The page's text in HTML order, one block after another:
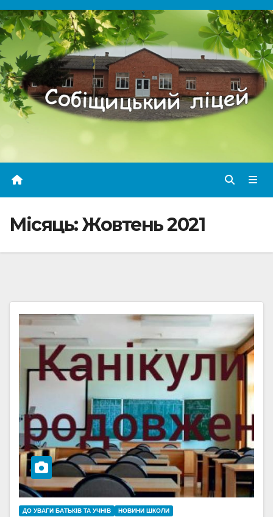
Перейти
до
вмісту
Місяць:Жовтень 2021
ДО УВАГИ БАТЬКІВ ТА УЧНІВ НОВИНИ ШКОЛИ